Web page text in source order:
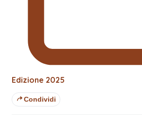
Edizione 2025
Condividi